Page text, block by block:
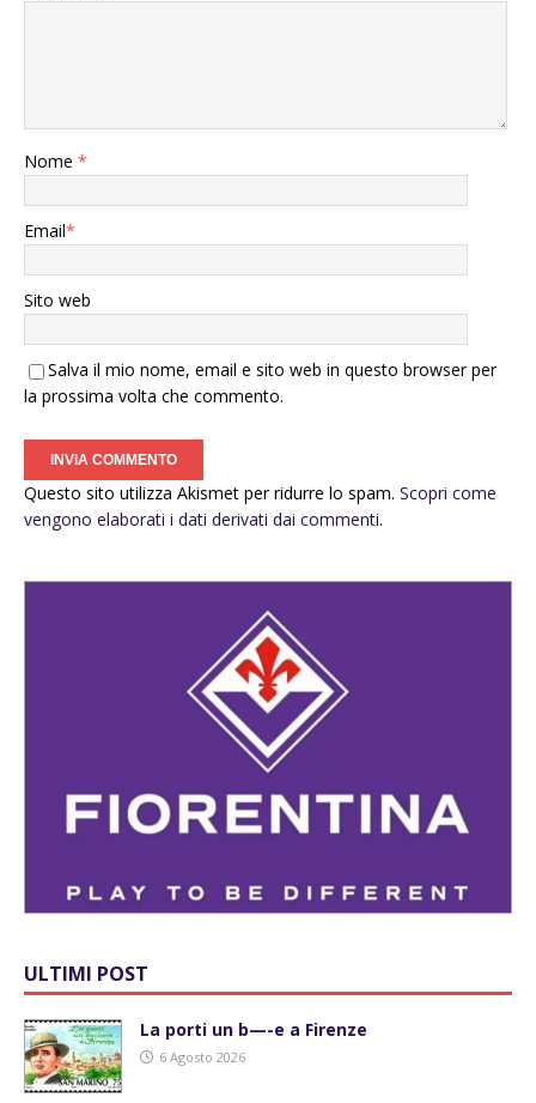
Nome *
Email*
Sito web
Salva il mio nome, email e sito web in questo browser per
la prossima volta che commento.
Questo sito utilizza Akismet per ridurre lo spam. Scopri come
vengono elaborati i dati derivati dai commenti.
ULTIMI POST
La porti un b—-e a Firenze
6 Agosto 2026